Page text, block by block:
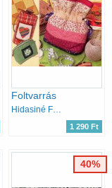
Foltvarrás
Hidasiné Felber Irén
1 290 Ft
40%